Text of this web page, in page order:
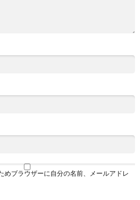
めブラウザーに自分の名前、メールアドレ